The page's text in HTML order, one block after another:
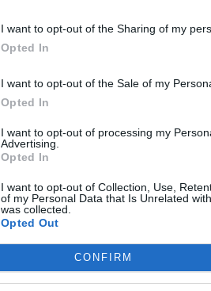
I want to opt-out of the Sharing of my
Opted In
I want to opt-out of the Sale of my
Opted In
I want to opt-out of processing my
Advertising.
Opted In
I want to opt-out of Collection, Use,
of my Personal Data that Is Unrelated
was collected.
Opted Out
CONFIRM